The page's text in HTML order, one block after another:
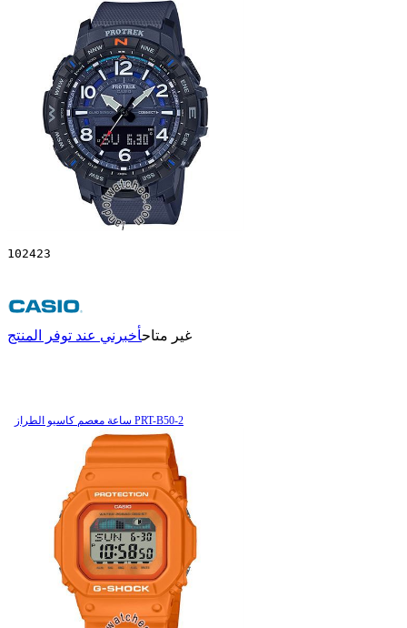
102423
غير متاحأخبرني عند توفر المنتج
ساعة معصم کاسیو الطراز PRT-B50-2